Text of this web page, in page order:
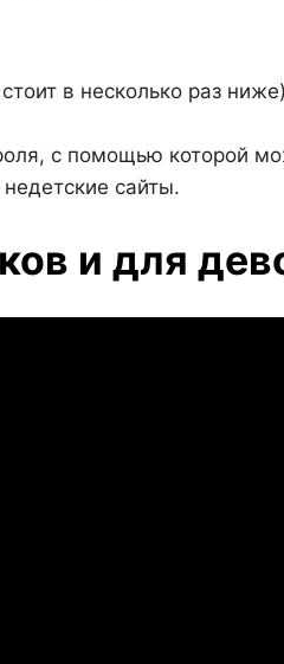
в несколько раз
с помощью которой
сайты.
и для